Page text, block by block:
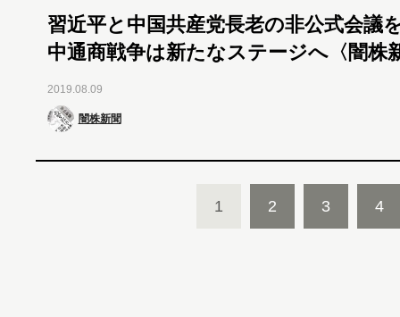
習近平と中国共産党長老の非公式会議
中通商戦争は新たなステージへ〈闇株
2019.08.09
闇株新聞
1 2 3 4